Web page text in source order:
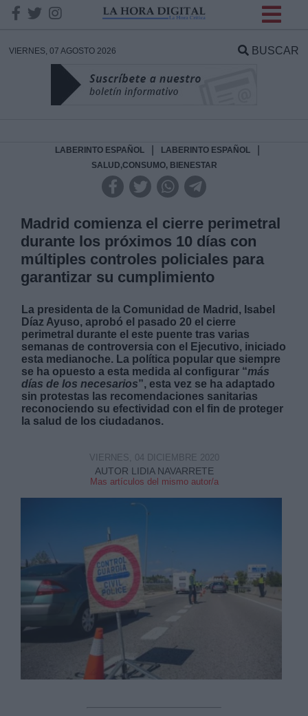
VIERNES, 07 AGOSTO 2026 BUSCAR
LABERINTO ESPAÑOL LABERINTO ESPAÑOL
SALUD,CONSUMO, BIENESTAR
Madrid comienza el cierre perimetral
durante los próximos 10 días con
múltiples controles policiales para
garantizar su cumplimiento
La presidenta de la Comunidad de Madrid, Isabel
Díaz Ayuso, aprobó el pasado 20 el cierre
perimetral durante el este puente tras varias
semanas de controversia con el Ejecutivo, iniciado
esta medianoche. La política popular que siempre
se ha opuesto a esta medida al configurar “más
días de los necesarios”, esta vez se ha adaptado
sin protestas las recomendaciones sanitarias
reconociendo su efectividad con el fin de proteger
la salud de los ciudadanos.
AUTOR LIDIA NAVARRETE
Mas artículos del mismo autor/a
VIERNES, 04 DICIEMBRE 2020
DATOS
Responsable:
Destinatarios:
Derechos:
Información adicional